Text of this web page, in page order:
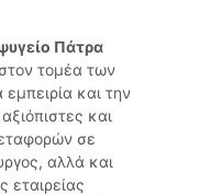
Πάτρα
τομέα των
και την
και
σε
αλλά και
εταιρείας